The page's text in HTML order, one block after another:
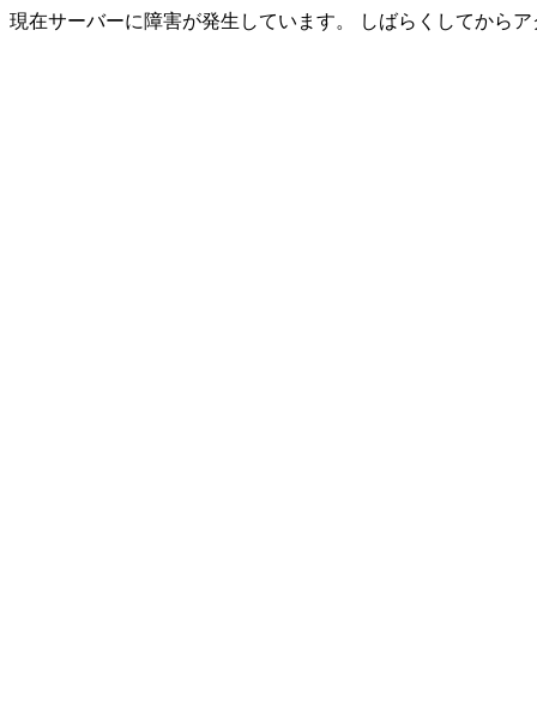
現在サーバーに障害が発生しています。 しばらくしてから